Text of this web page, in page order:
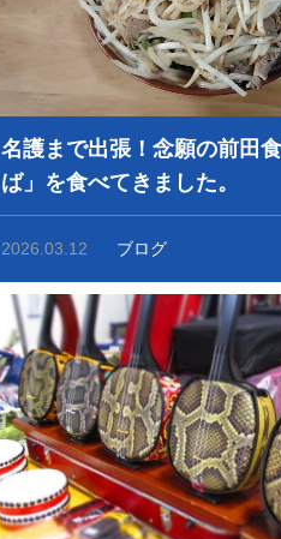
名護まで出張！念願の前田
ば」を食べてきました。
2026.03.12 ブログ